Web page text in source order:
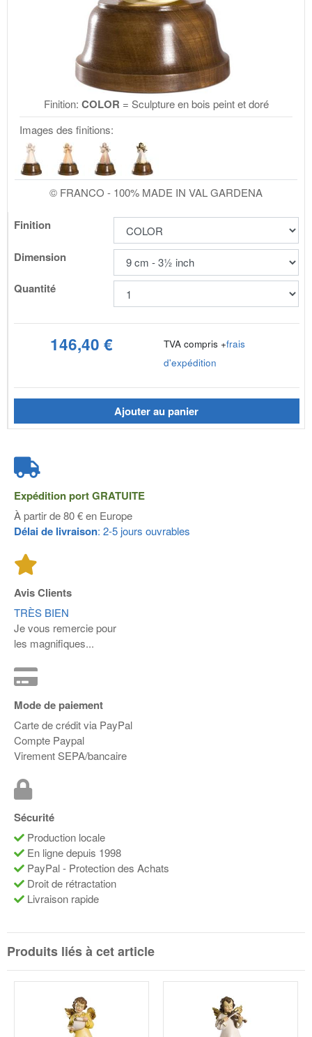
Finition: COLOR = Sculpture en bois peint et doré
Images des finitions:
© FRANCO - 100% MADE IN VAL GARDENA
Finition
Dimension
Quantité
146,40 € TVA compris +frais
d'expédition
Ajouter au panier
Expédition portGRATUITE
À partir de 80 € en Europe
Délai de livraison: 2-5 jours ouvrables
Avis Clients
TRÈS BIEN
Je vous remercie pour
les magnifiques...
Mode de paiement
Carte de crédit via PayPal
Compte Paypal
Virement SEPA/bancaire
Sécurité
Production locale
En ligne depuis 1998
PayPal - Protection des Achats
Droit de rétractation
Livraison rapide
Produits liés à cet article